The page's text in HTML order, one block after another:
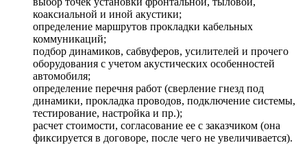
коаксиальной и иной акустики;
определение маршрутов прокладки кабельных
коммуникаций;
подбор динамиков, сабвуферов, усилителей и прочего
оборудования с учетом акустических особенностей
автомобиля;
определение перечня работ (сверление гнезд под
динамики, прокладка проводов, подключение системы,
тестирование, настройка и пр.);
расчет стоимости, согласование ее с заказчиком (она
фиксируется в договоре, после чего не увеличивается).